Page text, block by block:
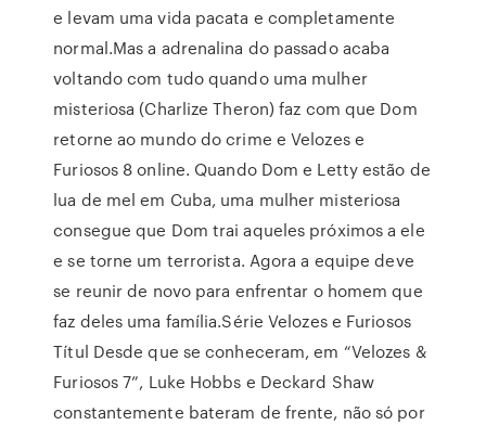
e levam uma vida pacata e completamente
normal.Mas a adrenalina do passado acaba
voltando com tudo quando uma mulher
misteriosa (Charlize Theron) faz com que Dom
retorne ao mundo do crime e Velozes e
Furiosos 8 online. Quando Dom e Letty estão de
lua de mel em Cuba, uma mulher misteriosa
consegue que Dom trai aqueles próximos a ele
e se torne um terrorista. Agora a equipe deve
se reunir de novo para enfrentar o homem que
faz deles uma família.Série Velozes e Furiosos
Títul Desde que se conheceram, em “Velozes &
Furiosos 7”, Luke Hobbs e Deckard Shaw
constantemente bateram de frente, não só por